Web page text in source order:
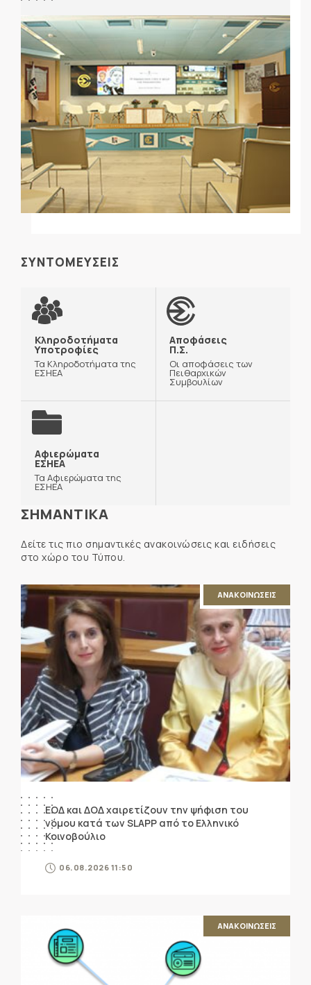
ΣΥΝΤΟΜΕΥΣΕΙΣ
Κληροδοτήματα
Υποτροφίες
Τα Κληροδοτήματα της
ΕΣΗΕΑ
Αποφάσεις
Π.Σ.
Οι αποφάσεις των
Πειθαρχικών
Συμβουλίων
Αφιερώματα
ΕΣΗΕΑ
Τα Αφιερώματα της
ΕΣΗΕΑ
ΣΗΜΑΝΤΙΚΑ
Δείτε τις πιο σημαντικές ανακοινώσεις και ειδήσεις
στο χώρο του Τύπου.
ΑΝΑΚΟΙΝΩΣΕΙΣ
ΕΟΔ και ΔΟΔ χαιρετίζουν την ψήφιση του
νόμου κατά των SLAPP από το Ελληνικό
Κοινοβούλιο
06.08.2026 11:50
ΑΝΑΚΟΙΝΩΣΕΙΣ